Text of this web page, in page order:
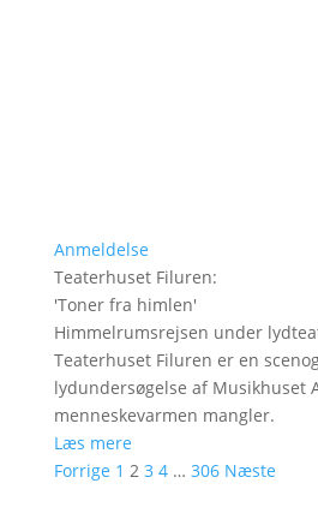
Anmeldelse
Teaterhuset Filuren:
'Toner fra himlen'
Himmelrumsrejsen under
Teaterhuset Filuren er en
lydundersøgelse af Musikhuset
menneskevarmen mangler.
Læs mere
Forrige 1 2 3 4 … 306 Næste